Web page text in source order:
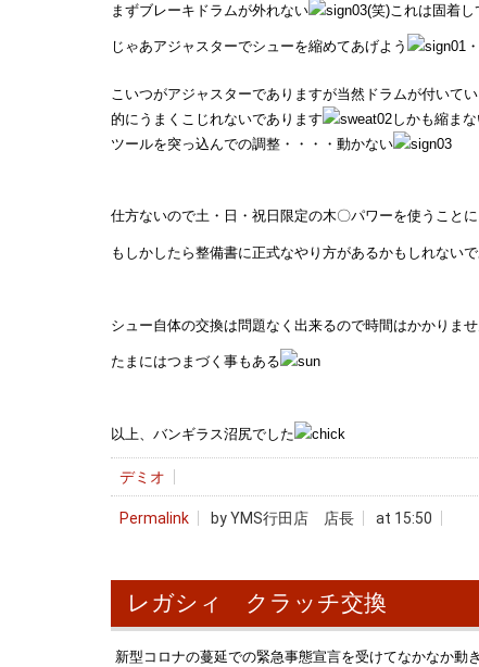
まずブレーキドラムが外れない (笑)これは固着し
じゃあアジャスターでシューを縮めてあげよう
こいつがアジャスターでありますが当然ドラムが付いて
的にうまくこじれないであります
しかも縮ま
ツールを突っ込んでの調整・・・・動かない
仕方ないので土・日・祝日限定の木〇パワーを使うこと
もしかしたら整備書に正式なやり方があるかもしれない
シュー自体の交換は問題なく出来るので時間はかかりま
たまにはつまづく事もある
以上、バンギラス沼尻でした
デミオ
Permalink by YMS行田店 店長 at 15:50
レガシィ クラッチ交換
新型コロナの蔓延での緊急事態宣言を受けてなかなか動